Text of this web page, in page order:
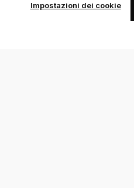
Impostazioni dei cookie